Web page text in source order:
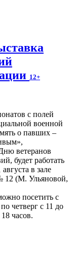
12+
с полей
военной
о павших –
ветеранов
будет работать
в зале
12 (М. Ульяновой,
посетить с
четверг с 11 до
часов.